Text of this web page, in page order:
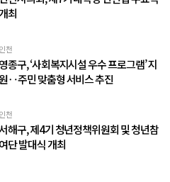
최
인천
영종구, ‘사회복지시설 우수 프로그램’ 지
‥주민 맞춤형 서비스 추진
인천
해구, 제4기 청년정책위원회 및 청년참
여단 발대식 개최